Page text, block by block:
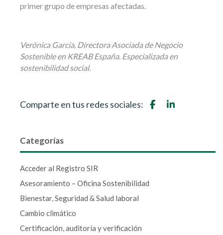
primer grupo de empresas afectadas.
Verónica García, Directora Asociada de Negocio
Sostenible en KREAB España. Especializada en
sostenibilidad social.
Comparte en tus redes sociales:
Categorías
Acceder al Registro SIR
Asesoramiento – Oficina Sostenibilidad
Bienestar, Seguridad & Salud laboral
Cambio climático
Certificación, auditoría y verificación